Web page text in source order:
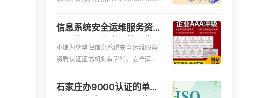
过不了解具体情况、iso9000外审
员、SA8000外审员培训相关iso体系
认证知识，详情可查看下方正文！
信息系统安全运维服务资质
维服务资质二级
小编为您整理信息系统安全运维服务
资质认证证书机构有哪些、安全运维
服务资质哪家便宜、安全运维服务资
质认证哪家效率高、信息系统安全集
石家庄办9000认证的单